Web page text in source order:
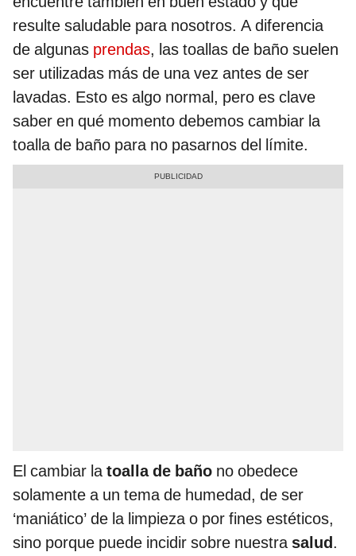
resulte saludable para nosotros. A diferencia
de algunas prendas, las toallas de baño suelen
ser utilizadas más de una vez antes de ser
lavadas. Esto es algo normal, pero es clave
saber en qué momento debemos cambiar la
toalla de baño para no pasarnos del límite.
El cambiar latoalla de baño no obedece
solamente a un tema de humedad, de ser
‘maniático’ de la limpieza o por fines estéticos,
sino porque puede incidir sobre nuestra salud.